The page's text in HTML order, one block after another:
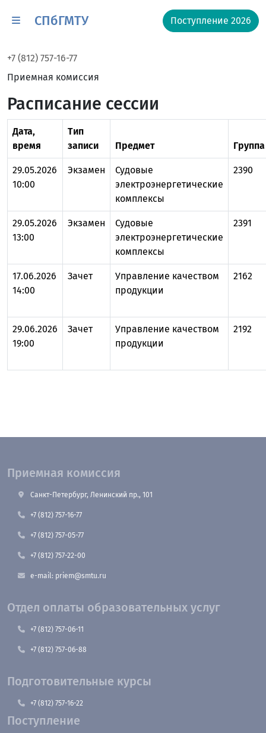
СПбГМТУ Поступление 2026
+7 (812) 757-16-77
Приемная комиссия
Расписание сессии
Дата,
время
Тип
записи
Предмет Группа
29.05.2026
10:00
Экзамен
Судовые
электроэнергетические
комплексы
2390
29.05.2026
13:00
Экзамен
Судовые
электроэнергетические
комплексы
2391
17.06.2026
14:00
Зачет
Управление качеством
продукции
2162
29.06.2026
19:00
Зачет
Управление качеством
продукции
2192
Приемная комиссия
Санкт-Петербург, Ленинский пр., 101
+7 (812) 757-16-77
+7 (812) 757-05-77
+7 (812) 757-22-00
e-mail: priem@smtu.ru
Отдел оплаты образовательных услуг
+7 (812) 757-06-11
+7 (812) 757-06-88
Подготовительные курсы
+7 (812) 757-16-22
Поступление